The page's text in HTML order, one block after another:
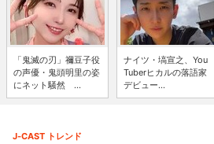
「鬼滅の刃」禰豆子役
の声優・鬼頭明里の姿
にネット騒然 ...
ナイツ・塙宣之、You
Tuberヒカルの落語家
デビュー...
J-CAST トレンド